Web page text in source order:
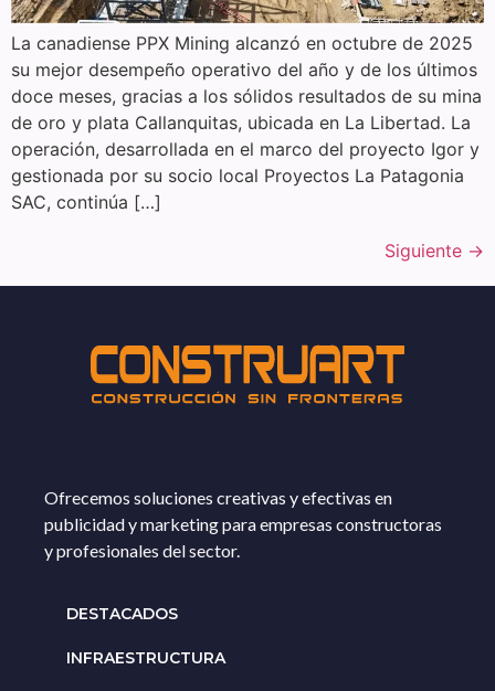
La canadiense PPX Mining alcanzó en octubre de 2025
su mejor desempeño operativo del año y de los últimos
doce meses, gracias a los sólidos resultados de su mina
de oro y plata Callanquitas, ubicada en La Libertad. La
operación, desarrollada en el marco del proyecto Igor y
gestionada por su socio local Proyectos La Patagonia
SAC, continúa […]
Siguiente →
Ofrecemos soluciones creativas y efectivas en
publicidad y marketing para empresas constructoras
y profesionales del sector.
DESTACADOS
INFRAESTRUCTURA